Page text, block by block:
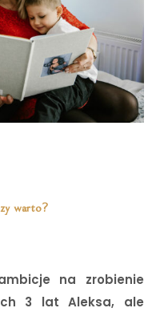
warto?
na zrobienie
3 lat Aleksa, ale